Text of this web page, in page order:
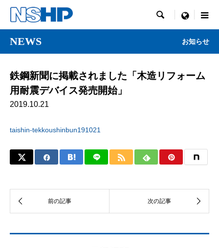
 menu
NEWS お知らせ
鉄鋼新聞に掲載されました「木造リフォーム
用耐震デバイス発売開始」
2019.10.21
taishin-tekkoushinbun191021